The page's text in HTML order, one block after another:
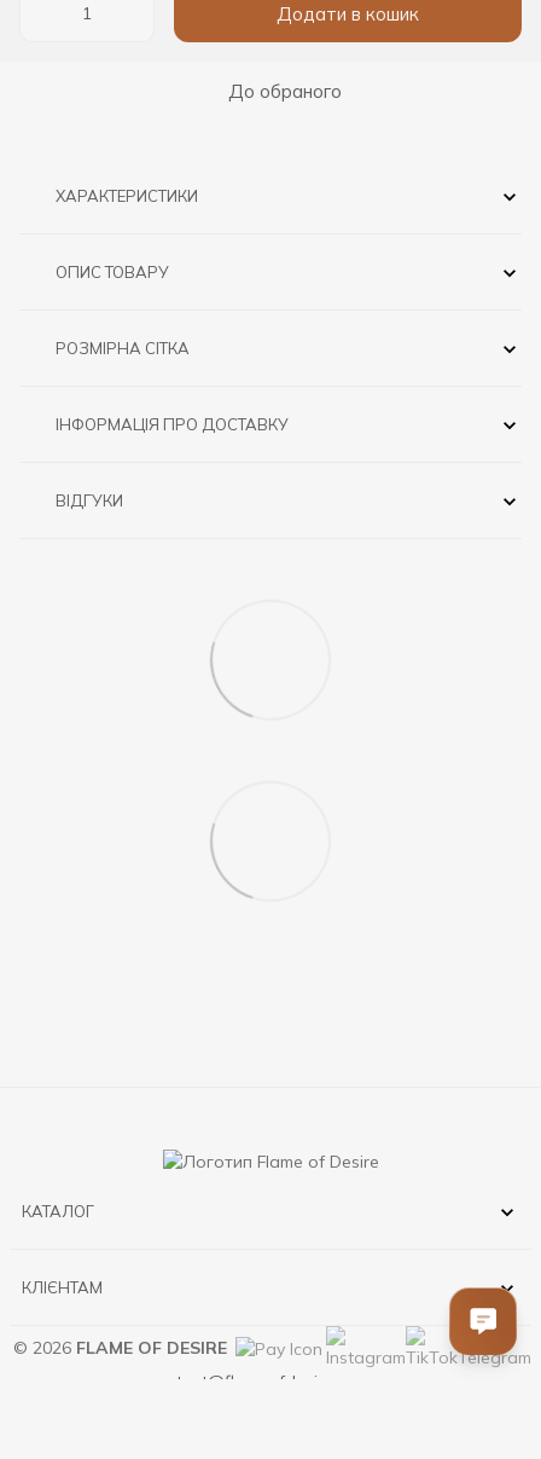
Додати в кошик
До обраного
ХАРАКТЕРИСТИКИ
ОПИС ТОВАРУ
РОЗМІРНА СІТКА
ІНФОРМАЦІЯ ПРО ДОСТАВКУ
ВІДГУКИ
КАТАЛОГ
КЛІЄНТАМ
© 2026 FLAME OF DESIRE
contact@flameofdesire.com.ua